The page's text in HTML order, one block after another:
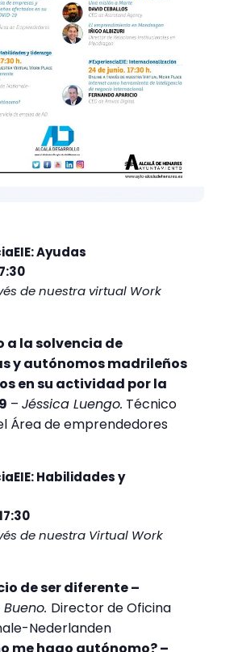
Ayudas
de nuestra virtual Work
a la solvencia de
y autónomos madrileños
en su actividad por la
– Jéssica Luengo. Técnico
Área de emprendedores
Habilidades y
de nuestra Virtual Work
de ser diferente –
Director de Oficina
Nederlanden
me hago autónomo? –